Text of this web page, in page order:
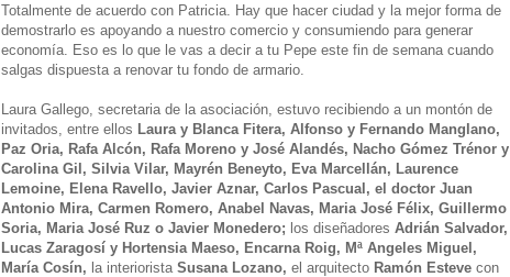
Totalmente de acuerdo con Patricia. Hay que hacer ciudad y la mejor forma de
demostrarlo es apoyando a nuestro comercio y consumiendo para generar
economía. Eso es lo que le vas a decir a tu Pepe este fin de semana cuando
salgas dispuesta a renovar tu fondo de armario.
Laura Gallego, secretaria de la asociación, estuvo recibiendo a un montón de
invitados, entre ellos Laura y Blanca Fitera, Alfonso y Fernando Manglano,
Paz Oria, Rafa Alcón, Rafa Moreno y José Alandés, Nacho Gómez Trénor y
Carolina Gil, Silvia Vilar, Mayrén Beneyto, Eva Marcellán, Laurence
Lemoine, Elena Ravello, Javier Aznar, Carlos Pascual, el doctor Juan
Antonio Mira, Carmen Romero, Anabel Navas, Maria José Félix, Guillermo
Soria, Maria José Ruz o Javier Monedero; los diseñadores Adrián Salvador,
Lucas Zaragosí y Hortensia Maeso, Encarna Roig, Mª Angeles Miguel,
María Cosín, la interiorista Susana Lozano, el arquitecto Ramón Esteve con